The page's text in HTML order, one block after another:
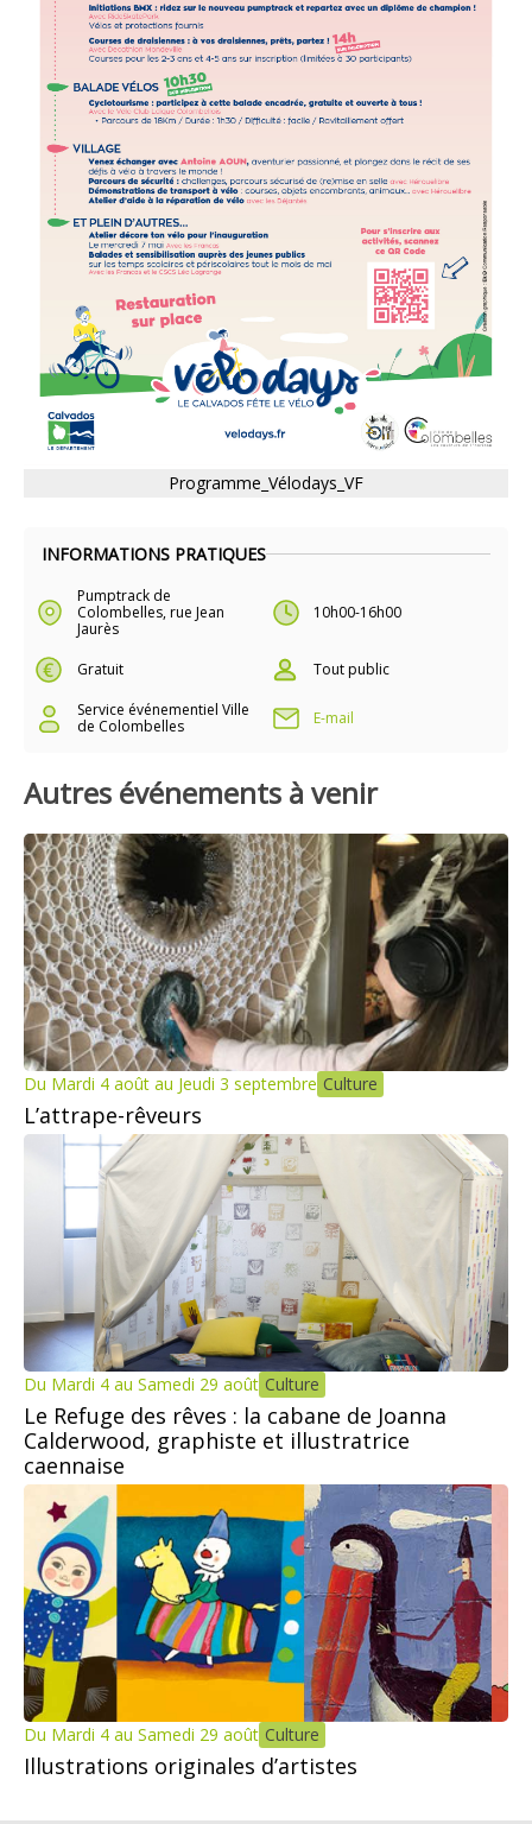
INFORMATIONS PRATIQUES
Pumptrack de
Colombelles, rue Jean
Jaurès
10h00-16h00
Gratuit
Tout public
Service événementiel Ville
de Colombelles
E-mail
Programme_Vélodays_VF
Autres événements à venir
Du Mardi 4 août au Jeudi 3 septembre Culture
L’attrape-rêveurs
Du Mardi 4 au Samedi 29 août Culture
Le Refuge des rêves : la cabane de Joanna
Calderwood, graphiste et illustratrice
caennaise
Du Mardi 4 au Samedi 29 août Culture
Illustrations originales d’artistes